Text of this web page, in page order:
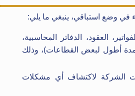
في وضع استباقي، ينبغي ما يلي:
العقود، الدفاتر المحاسبية،
أطول لبعض القطاعات)، وذلك
الشركة لاكتشاف أي مشكلات